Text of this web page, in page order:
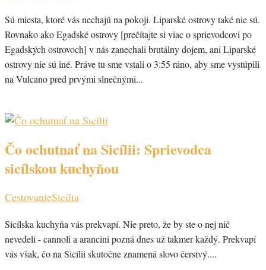
Sú miesta, ktoré vás nechajú na pokoji. Liparské ostrovy také nie sú.
Rovnako ako Egadské ostrovy [prečítajte si viac o sprievodcovi po
Egadských ostrovoch] v nás zanechali brutálny dojem, ani Liparské
ostrovy nie sú iné. Práve tu sme vstali o 3:55 ráno, aby sme vystúpili
na Vulcano pred prvými slnečnými...
Čo ochutnať na Sicílii: Sprievodca
sicílskou kuchyňou
CestovanieSicília
Sicílska kuchyňa vás prekvapí. Nie preto, že by ste o nej nič
nevedeli - cannoli a arancini pozná dnes už takmer každý. Prekvapí
vás však, čo na Sicílii skutočne znamená slovo čerstvý....